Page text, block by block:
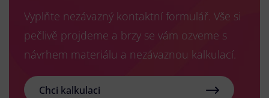
Vyplňte nezávazný kontaktní formulář. Vše si
pečlivě projdeme a brzy se vám ozveme s
návrhem materiálu a nezávaznou kalkulací.
Chci kalkulaci